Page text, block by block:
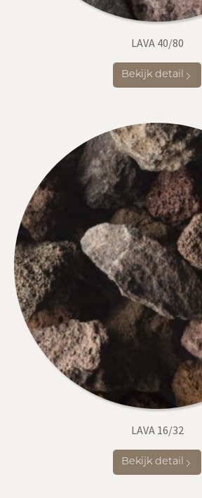
LAVA 40/80
Bekijk detail
LAVA 16/32
Bekijk detail